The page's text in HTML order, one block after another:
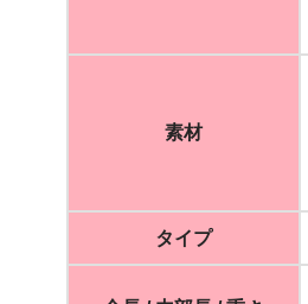
素材
タイプ